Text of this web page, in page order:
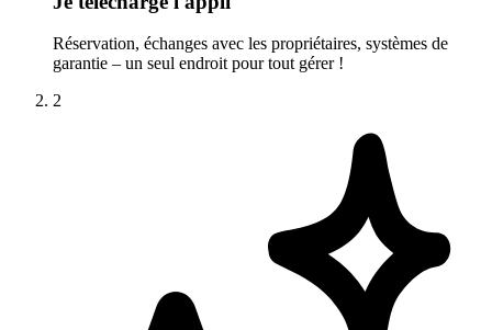
Réservation, échanges avec les propriétaires, systèmes de
garantie – un seul endroit pour tout gérer !
2